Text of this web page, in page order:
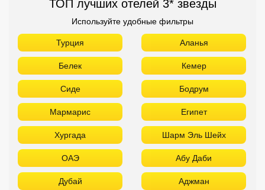
ТОП лучших отелей 3* звезды
Используйте удобные фильтры
Турция Аланья
Белек Кемер
Сиде Бодрум
Мармарис Египет
Хургада Шарм Эль Шейх
ОАЭ Абу Даби
Дубай Аджман